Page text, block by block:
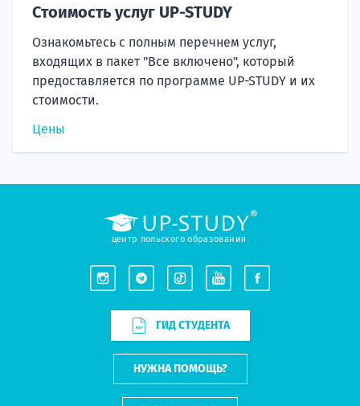
Стоимость услуг UP-STUDY
Ознакомьтесь с полным перечнем услуг,
входящих в пакет "Все включено", который
предоставляется по программе UP-STUDY и их
стоимости.
Цены
центр польского образования
ГИД СТУДЕНТА
НУЖНА ПОМОЩЬ?